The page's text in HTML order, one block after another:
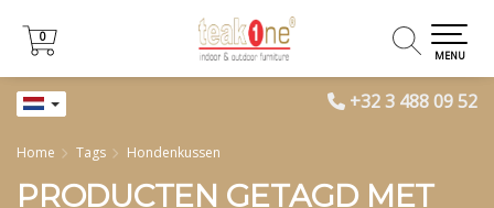
+32 3 488 09 52
0
0
MENU
Home Tags Hondenkussen
PRODUCTEN GETAGD MET